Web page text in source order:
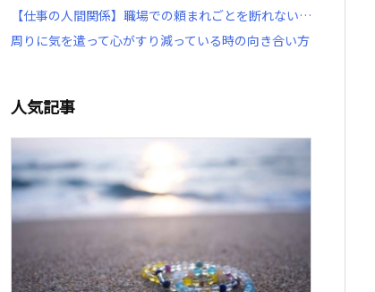
【仕事の人間関係】職場での頼まれごとを断れない…
周りに気を遣って心がすり減っている時の向き合い方
人気記事